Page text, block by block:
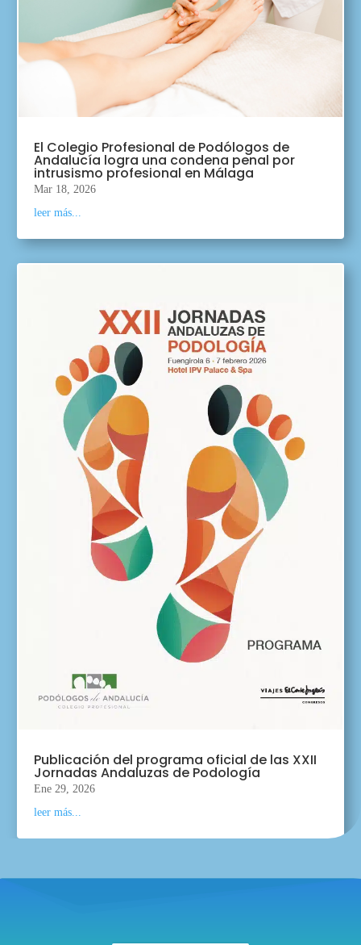
El Colegio Profesional de Podólogos de
Andalucía logra una condena penal por
intrusismo profesional en Málaga
Mar 18, 2026
leer más...
Publicación del programa oficial de las XXII
Jornadas Andaluzas de Podología
Ene 29, 2026
leer más...